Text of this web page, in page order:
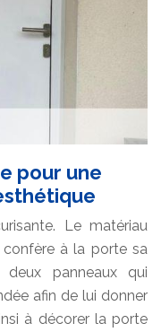
pour une
Le matériau
à la porte sa
panneaux qui
afin de lui donner
à décorer la porte